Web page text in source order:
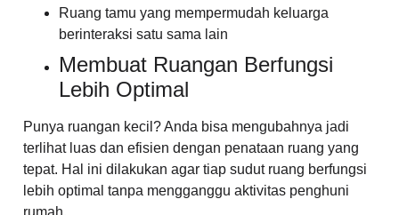
Ruang tamu yang mempermudah keluarga
berinteraksi satu sama lain
Membuat Ruangan Berfungsi
Lebih Optimal
Punya ruangan kecil? Anda bisa mengubahnya jadi
terlihat luas dan efisien dengan penataan ruang yang
tepat. Hal ini dilakukan agar tiap sudut ruang berfungsi
lebih optimal tanpa mengganggu aktivitas penghuni
rumah.